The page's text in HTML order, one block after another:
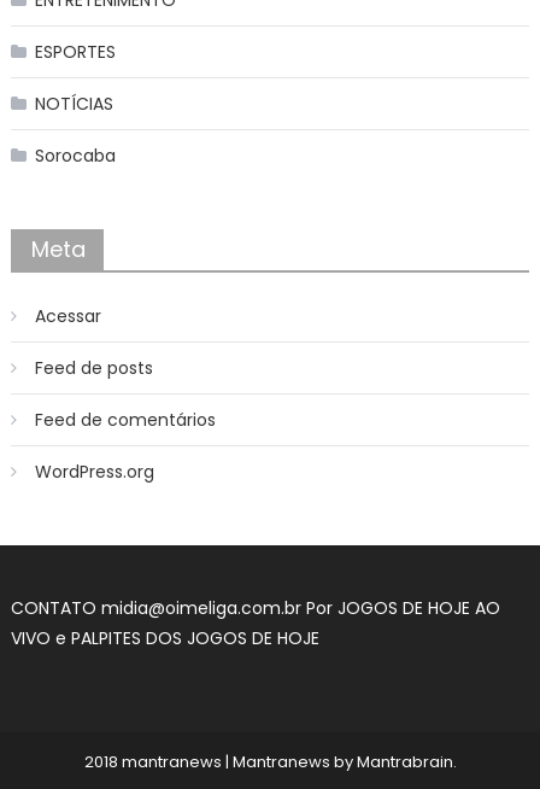
ESPORTES
NOTÍCIAS
Sorocaba
Meta
Acessar
Feed de posts
Feed de comentários
WordPress.org
CONTATO midia@oimeliga.com.br Por JOGOS DE HOJE AO
VIVO e PALPITES DOS JOGOS DE HOJE
2018 mantranews | Mantranews byMantrabrain.